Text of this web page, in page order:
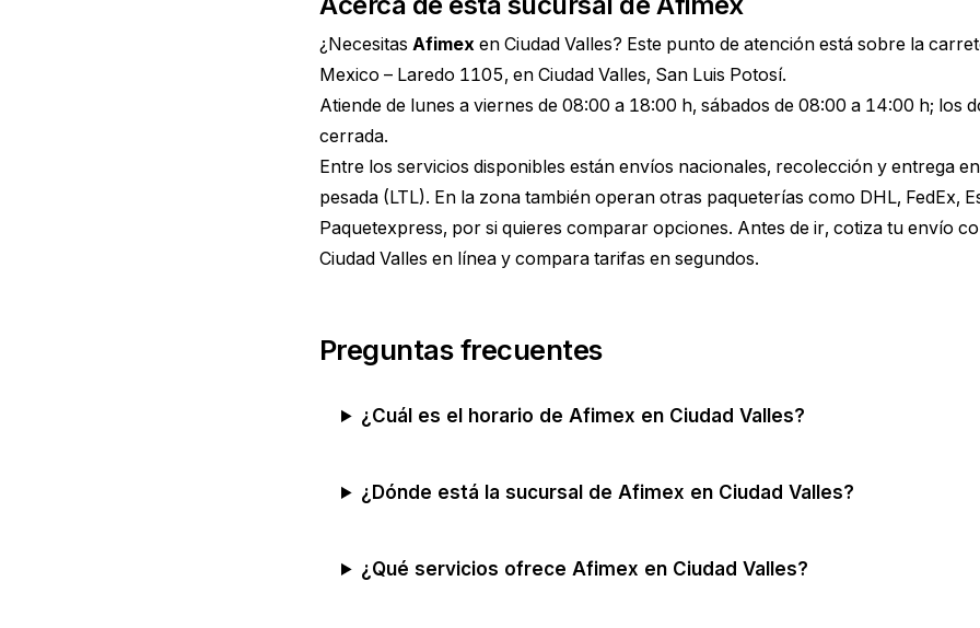
¿Necesitas Afimex en Ciudad Valles? Este punto de atención está sobre la
Mexico – Laredo 1105, en Ciudad Valles, San Luis Potosí.
Atiende de lunes a viernes de 08:00 a 18:00 h, sábados de 08:00 a 14:00 h; los
cerrada.
Entre los servicios disponibles están envíos nacionales, recolección y entrega
pesada (LTL). En la zona también operan otras paqueterías como DHL, FedEx,
Paquetexpress, por si quieres comparar opciones. Antes de ir, cotiza tu envío
Ciudad Valles en línea y compara tarifas en segundos.
Preguntas frecuentes
¿Cuál es el horario de Afimex en Ciudad Valles?
¿Dónde está la sucursal de Afimex en Ciudad Valles?
¿Qué servicios ofrece Afimex en Ciudad Valles?